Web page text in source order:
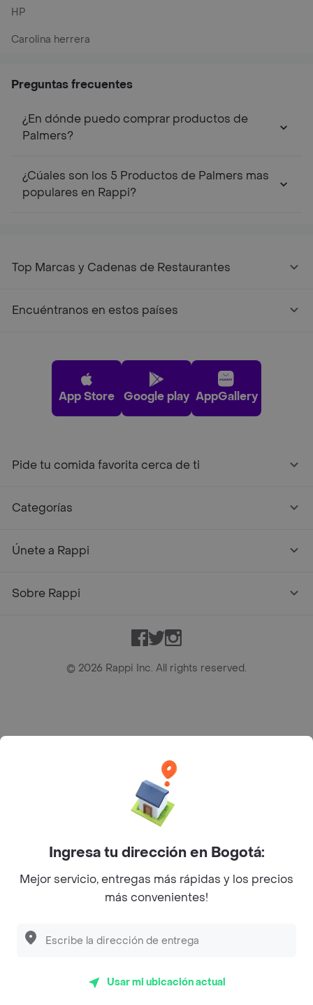
HP
Carolina herrera
Preguntas frecuentes
¿En dónde puedo comprar productos de
Palmers?
¿Cúales son los 5 Productos de Palmers mas
populares en Rappi?
Top Marcas y Cadenas de Restaurantes
Encuéntranos en estos países
App Store Google play AppGallery
Pide tu comida favorita cerca de ti
Categorías
Únete a Rappi
Sobre Rappi
Facebook
TwitterInstagram
© 2026 Rappi Inc. All rights reserved.
Bogotá D.C. --- notificacionesrappi@rappi.com
Ingresa tu dirección en Bogotá:
Mejor servicio, entregas más rápidas y los precios
más convenientes!
Usar mi ubicación actual